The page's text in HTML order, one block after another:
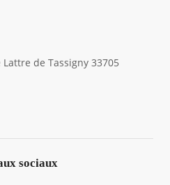
de Tassigny 33705
sociaux